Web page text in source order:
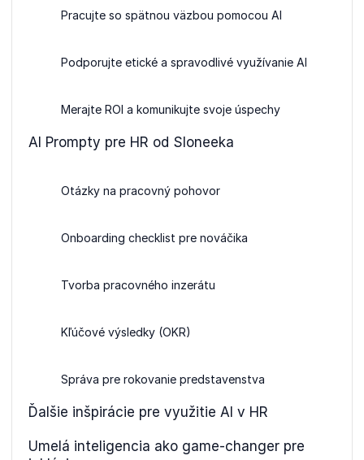
Pracujte so spätnou väzbou pomocou AI
Podporujte etické a spravodlivé využívanie AI
Merajte ROI a komunikujte svoje úspechy
AI Prompty pre HR od Sloneeka
Otázky na pracovný pohovor
Onboarding checklist pre nováčika
Tvorba pracovného inzerátu
Kľúčové výsledky (OKR)
Správa pre rokovanie predstavenstva
Ďalšie inšpirácie pre využitie AI v HR
Umelá inteligencia ako game-changer pre